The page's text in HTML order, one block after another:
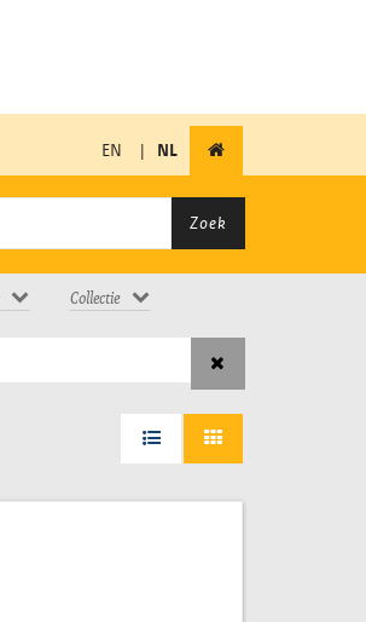
EN | NL
Zoek
Collectie